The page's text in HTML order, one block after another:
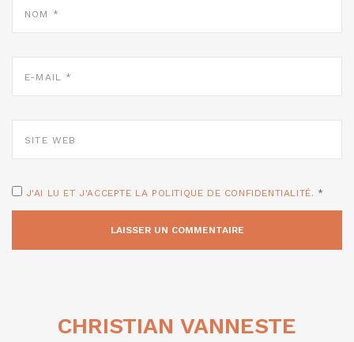
MAIL
WEB
J'AI LU ET J'ACCEPTE LA POLITIQUE DE CONFIDENTIALITÉ. *
CHRISTIAN VANNESTE